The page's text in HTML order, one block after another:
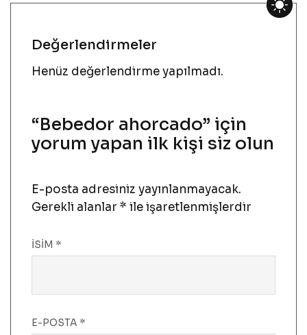
Değerlendirmeler
Henüz değerlendirme yapılmadı.
“Bebedor ahorcado” için
yorum yapan ilk kişi siz olun
E-posta adresiniz yayınlanmayacak.
Gerekli alanlar * ile işaretlenmişlerdir
İSIM *
E-POSTA *